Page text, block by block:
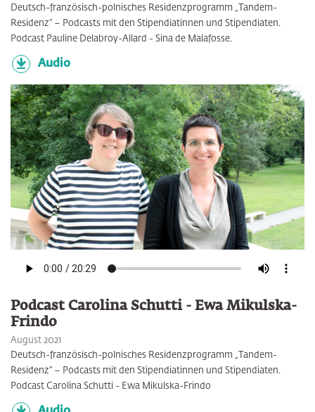
Deutsch-französisch-polnisches Residenzprogramm „Tandem-
Residenz” – Podcasts mit den Stipendiatinnen und Stipendiaten.
Podcast Pauline Delabroy-Allard - Sina de Malafosse.
Audio
Podcast Carolina Schutti - Ewa Mikulska-
Frindo
August 2021
Deutsch-französisch-polnisches Residenzprogramm „Tandem-
Residenz” – Podcasts mit den Stipendiatinnen und Stipendiaten.
Podcast Carolina Schutti - Ewa Mikulska-Frindo